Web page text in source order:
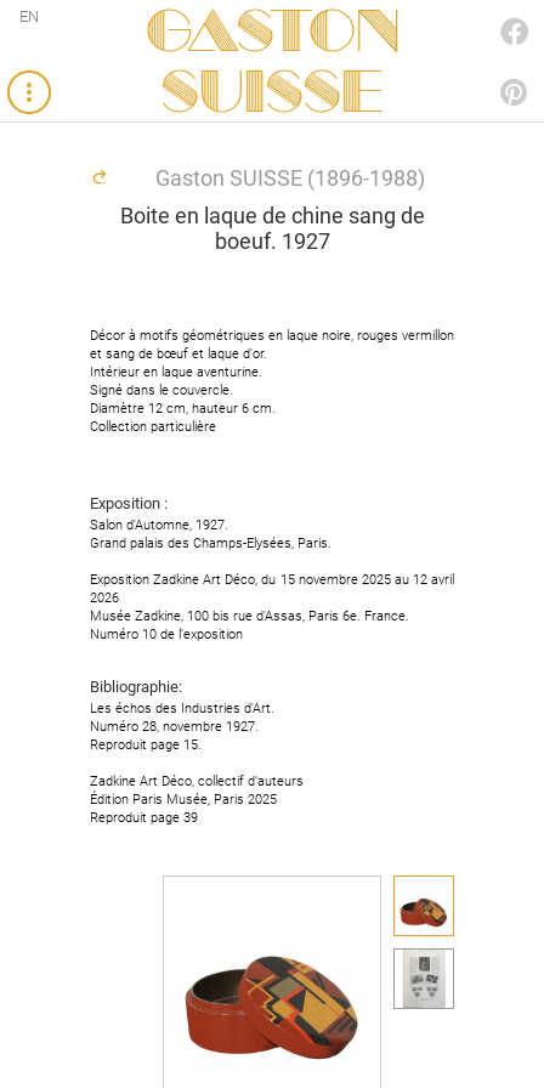
Gaston
SUISSE
EN
Gaston SUISSE (1896-1988)
Boite en laque de chine sang de
boeuf. 1927
Décor à motifs géométriques en laque noire, rouges vermillon
et sang de bœuf et laque d'or.
Intérieur en laque aventurine.
Signé dans le couvercle.
Diamètre 12 cm, hauteur 6 cm.
Collection particulière
Exposition :
Salon d'Automne, 1927.
Grand palais des Champs-Elysées, Paris.
Exposition Zadkine Art Déco, du 15 novembre 2025 au 12 avril
2026
Musée Zadkine, 100 bis rue d'Assas, Paris 6e. France.
Numéro 10 de l’exposition
Bibliographie:
Les échos des Industries d'Art.
Numéro 28, novembre 1927.
Reproduit page 15.
Zadkine Art Déco, collectif d’auteurs
Édition Paris Musée, Paris 2025
Reproduit page 39